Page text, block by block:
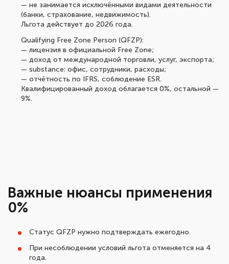
— не занимается исключёнными видами деятельности
(банки, страхование, недвижимость).
Льгота действует до 2026 года.
Qualifying Free Zone Person (QFZP):
— лицензия в официальной Free Zone;
— доход от международной торговли, услуг, экспорта;
— substance: офис, сотрудники, расходы;
— отчётность по IFRS, соблюдение ESR.
Квалифицированный доход облагается 0%, остальной —
9%.
Важные нюансы применения
0%
Статус QFZP нужно подтверждать ежегодно.
При несоблюдении условий льгота отменяется на 4
года.